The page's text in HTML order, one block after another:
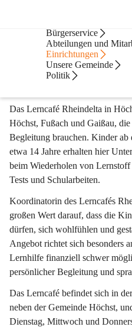
Bürgerservice
Abteilungen und
Einrichtungen
Unsere Gemeinde
Politik
Soziales
Lerncafé Rheindelta
Das Lerncafé Rheindelta in
Höchst, Fußach und Gaißau,
Begleitung brauchen. Kinder ab
etwa 14 Jahre erhalten hier
beim Wiederholen von
Tests und Schularbeiten.
Koordinatorin des Lerncafés
großen Wert darauf, dass die
dürfen, sich wohlfühlen und
Angebot richtet sich besonders
Lernhilfe finanziell schwer
persönlicher Begleitung und
Das Lerncafé befindet sich in
neben der Gemeinde Höchst,
Dienstag, Mittwoch und